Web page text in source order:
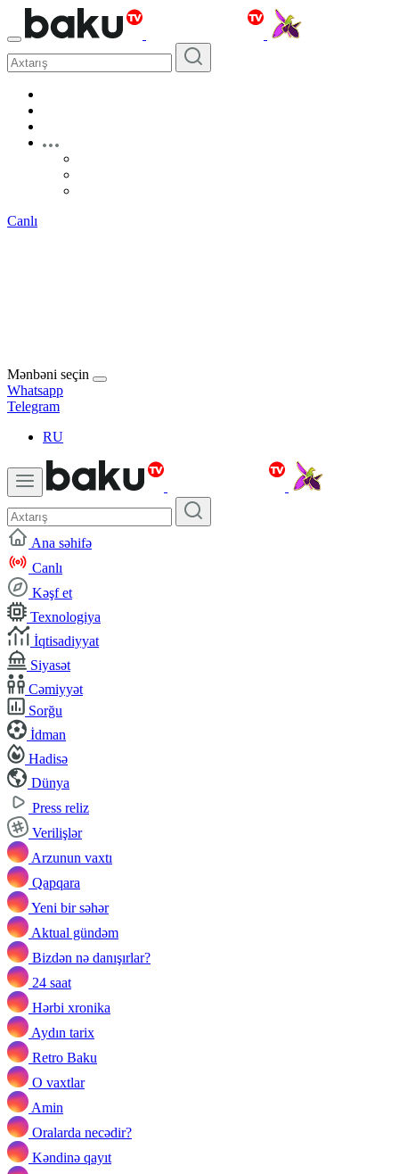
Canlı
Mənbəni seçin
Whatsapp
Telegram
RU
Ana səhifə
Canlı
Kəşf et
Texnologiya
İqtisadiyyat
Siyasət
Cəmiyyət
Sorğu
İdman
Hadisə
Dünya
Press reliz
Verilişlər
Arzunun vaxtı
Qapqara
Yeni bir səhər
Aktual gündəm
Bizdən nə danışırlar?
24 saat
Hərbi xronika
Aydın tarix
Retro Baku
O vaxtlar
Amin
Oralarda necədir?
Kəndinə qayıt